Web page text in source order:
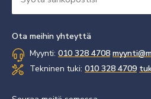
sähköpostisi
Ota meihin yhteyttä
Myynti: 010 328 4708
Tekninen tuki: 010 328 4709